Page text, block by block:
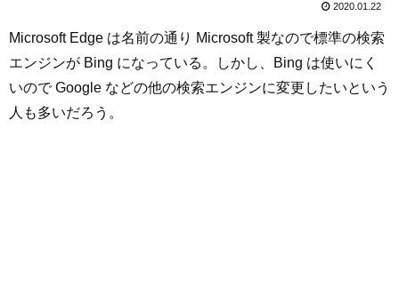
2020.01.22
Microsoft Edge は名前の通り Microsoft 製なので標準の検索
エンジンが Bing になっている。しかし、Bing は使いにく
いので Google などの他の検索エンジンに変更したいという
人も多いだろう。